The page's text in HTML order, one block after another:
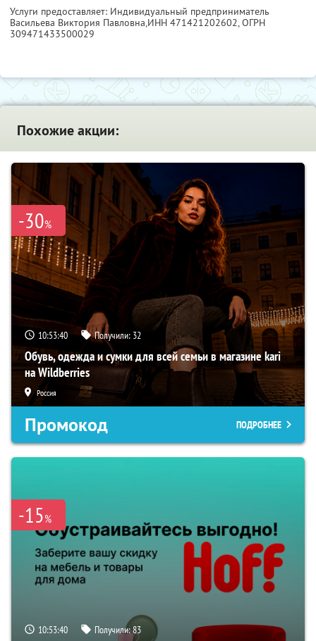
Услуги предоставляет: Индивидуальный предприниматель
Васильева Виктория Павловна,ИНН 471421202602, ОГРН
309471433500029
Похожие акции:
-30%
10:53:39 Получили: 32
Обувь, одежда и сумки для всей семьи в магазине kari
на Wildberries
Россия
Промокод ПОДРОБНЕЕ
-15%
10:53:39 Получили:83